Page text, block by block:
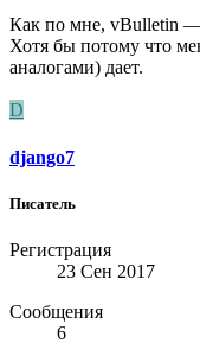
Как по мне, vBulletin —
Хотя бы потому что
аналогами) дает.
D
django7
Писатель
Регистрация
23 Сен 2017
Сообщения
6